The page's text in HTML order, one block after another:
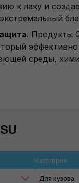
к лаку и
. Продукты
среды,
Категория
Для кузова